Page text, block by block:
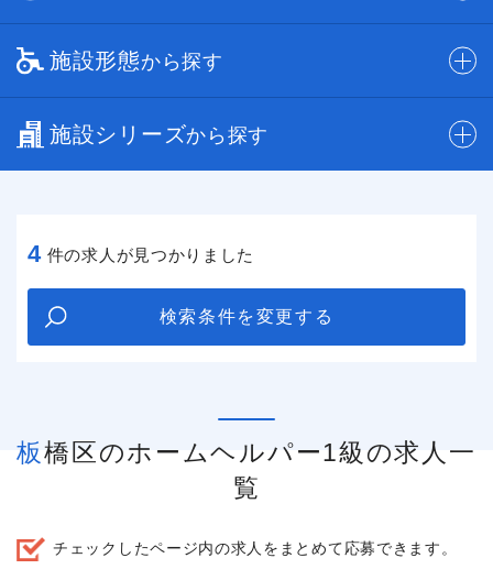
施設形態から探す
施設シリーズから探す
4 件の求人が見つかりました
検索条件を変更する
板橋区のホームヘルパー1級の求人一
覧
チェックしたページ内の求人をまとめて応募できます。